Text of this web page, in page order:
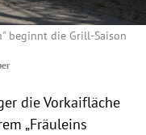
beginnt die Grill-Saison
die Vorkaifläche
„Fräuleins